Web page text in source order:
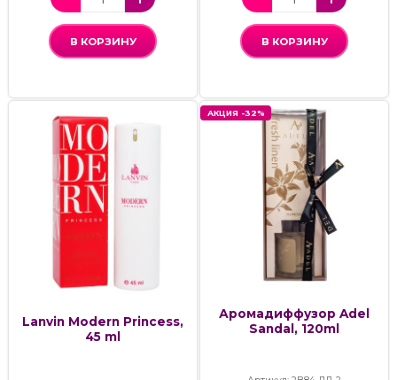
В КОРЗИНУ В КОРЗИНУ
Lanvin Modern Princess,
45 ml
АКЦИЯ -32%
Аромадиффузор Adel
Sandal, 120ml